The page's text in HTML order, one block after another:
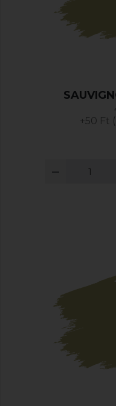
+50 Ft